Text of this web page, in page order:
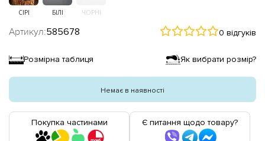
СІРІ БІЛІ ЧОРНІ
Артикул:585678 0 відгуків
Розмірна таблиця Як вибрати розмір?
Немає в наявності
Покупка частинами Є питання щодо товару?